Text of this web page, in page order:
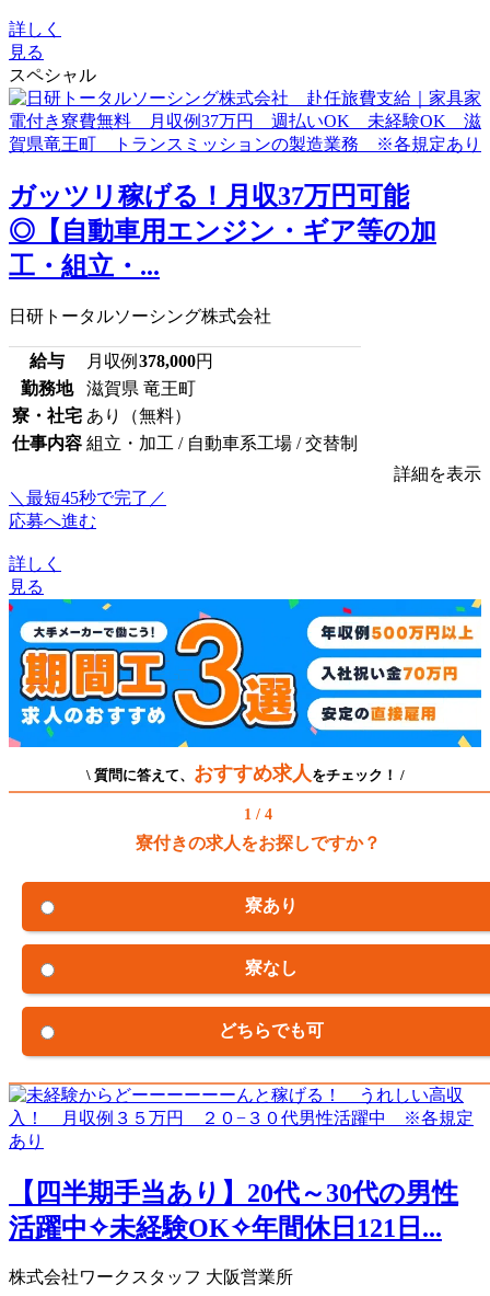
詳しく
見る
スペシャル
ガッツリ稼げる！月収37万円可能
◎【自動車用エンジン・ギア等の加
工・組立・...
日研トータルソーシング株式会社
給与 月収例 378,000円
勤務地
滋賀県 竜王町
寮・社宅 あり（無料）
仕事内容 組立・加工 / 自動車系工場 / 交替制
詳細を表示
＼最短45秒で完了／
応募へ進む
詳しく
見る
\ 質問に答えて、 おすすめ求人 をチェック！ /
1 / 4
寮付きの求人をお探しですか？
寮あり
寮なし
どちらでも可
【四半期手当あり】20代～30代の男性
活躍中✧未経験OK✧年間休日121日...
株式会社ワークスタッフ 大阪営業所